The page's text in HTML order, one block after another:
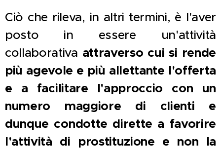
Ciò che rileva, in altri termini, è l'aver
posto in essere un'attività
collaborativa attraverso cui si rende
più agevole e più allettante l'offerta
e a facilitare l'approccio con un
numero maggiore di clienti e
dunque condotte dirette a favorire
l'attività di prostituzione e non la